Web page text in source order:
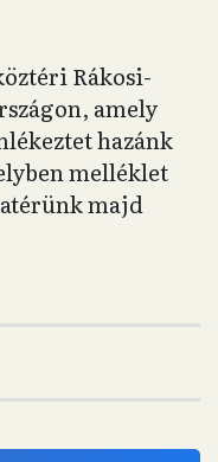
Rákosi-
amely
hazánk
melléklet
majd